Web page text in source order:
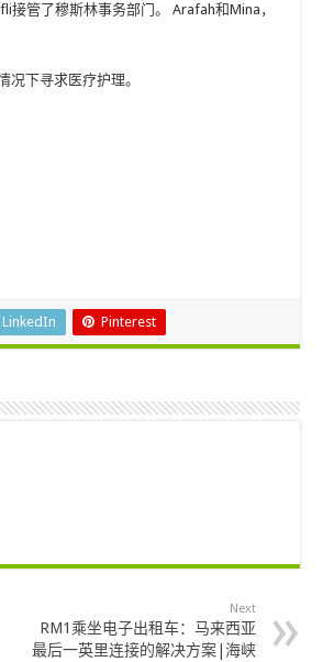
接管了穆斯林事务部门。
Arafah和Mina，
下寻求医疗护理。
LinkedIn Pinterest
Next
RM1乘坐电子出租车：马来西亚
最后一英里连接的解决方案|海峡